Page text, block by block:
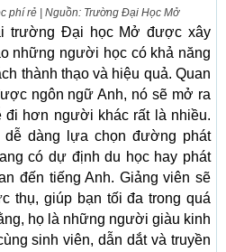
phí rẻ | Nguồn: Trường Đại Học Mở
trường Đại học Mở được xây
những người học có khả năng
thành thạo và hiệu quả. Quan
ngôn ngữ Anh, nó sẽ mở ra
hơn người khác rất là nhiều.
dàng lựa chọn đường phát
có dự định du học hay phát
đến tiếng Anh. Giảng viên sẽ
thụ, giúp bạn tối đa trong quá
họ là những người giàu kinh
sinh viên, dẫn dắt và truyền